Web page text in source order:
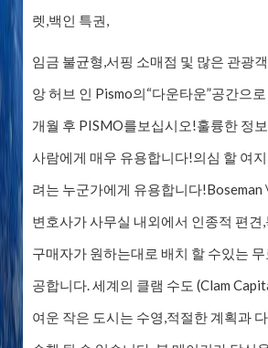
렛,백인 특권,
임금 불균형,서핑 소매점 및 많은 관광
앙 허브 인 Pismo의“다운타운”공간으
개월 후 PISMO를보십시오!훌륭한 정
사람에게 매우 유용합니다!의심 할 여
려는 누군가에게 유용합니다
변호사가 사무실 내외에서 인종적 편견
구매자가 원하는대로 배치 할 수있는
공합니다. 세계의 클램 수도 (Clam
여운 작은 도시는 수영,적절한 계획과